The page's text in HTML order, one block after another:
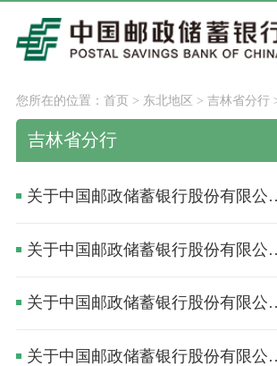
您所在的位置： 首页> 东北地区 > 吉林省分行
吉林省分行
关于中国邮政储蓄银行股份有限公司长
关于中国邮政储蓄银行股份有限公司公主
关于中国邮政储蓄银行股份有限公司长
关于中国邮政储蓄银行股份有